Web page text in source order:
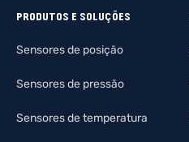
PRODUTOS E SOLUÇÕES
Sensores de posição
Sensores de pressão
Sensores de temperatura